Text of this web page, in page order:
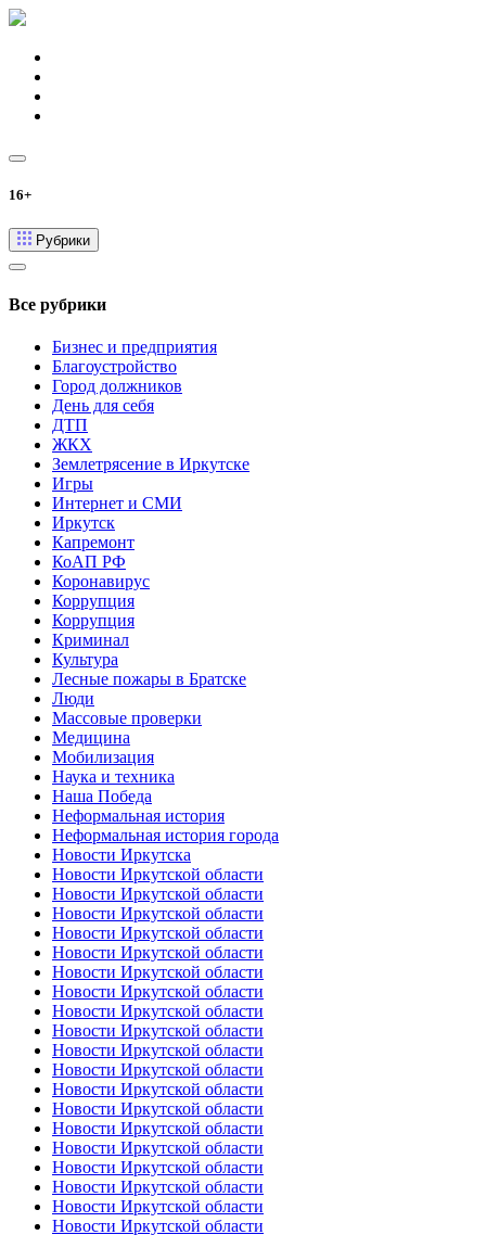
16+
Рубрики
Все рубрики
Бизнес и предприятия
Благоустройство
Город должников
День для себя
ДТП
ЖКХ
Землетрясение в Иркутске
Игры
Интернет и СМИ
Иркутск
Капремонт
КоАП РФ
Коронавирус
Коррупция
Коррупция
Криминал
Культура
Лесные пожары в Братске
Люди
Массовые проверки
Медицина
Мобилизация
Наука и техника
Наша Победа
Неформальная история
Неформальная история города
Новости Иркутска
Новости Иркутской области
Новости Иркутской области
Новости Иркутской области
Новости Иркутской области
Новости Иркутской области
Новости Иркутской области
Новости Иркутской области
Новости Иркутской области
Новости Иркутской области
Новости Иркутской области
Новости Иркутской области
Новости Иркутской области
Новости Иркутской области
Новости Иркутской области
Новости Иркутской области
Новости Иркутской области
Новости Иркутской области
Новости Иркутской области
Новости Иркутской области